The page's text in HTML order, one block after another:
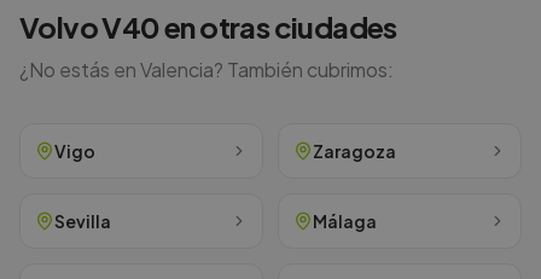
VolvoV40en otras ciudades
¿No estás enValencia? También cubrimos:
Vigo Zaragoza
Sevilla Málaga